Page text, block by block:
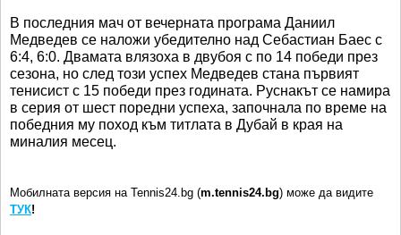
В последния мач от вечерната програма Даниил
Медведев се наложи убедително над Себастиан Баес с
6:4, 6:0. Двамата влязоха в двубоя с по 14 победи през
сезона, но след този успех Медведев стана първият
тенисист с 15 победи през годината. Руснакът се намира
в серия от шест поредни успеха, започнала по време на
победния му поход към титлата в Дубай в края на
миналия месец.
Мобилната версия на Tennis24.bg (m.tennis24.bg) може да видите
ТУК!